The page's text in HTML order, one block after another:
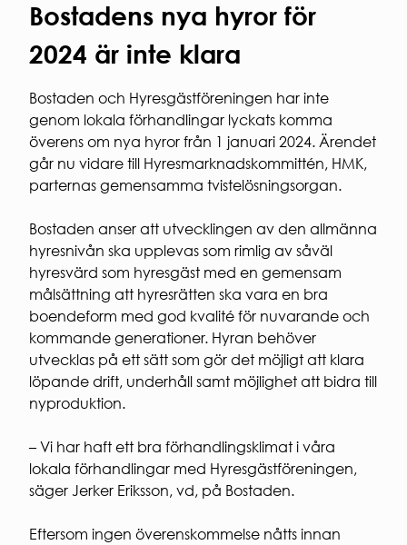
för
Ansök om
av el-
och
hybridbil
parkeringsplats
KVARTERSVÄRDAR
KVARTERSRÅD
SÄKERHET
Brandsäkerhet
Gårdssäkerhet
Social
hållbarhet
Ekonomisk
Ekologisk
FÖR
för
Bostadens nya hyror för
2024 är inte klara
Bostaden och Hyresgästföreningen har inte
genom lokala förhandlingar lyckats komma
överens om nya hyror från 1 januari 2024. Ärendet
går nu vidare till Hyresmarknadskommittén, HMK,
parternas gemensamma tvistelösningsorgan.
Bostaden anser att utvecklingen av den allmänna
hyresnivån ska upplevas som rimlig av såväl
hyresvärd som hyresgäst med en gemensam
målsättning att hyresrätten ska vara en bra
boendeform med god kvalité för nuvarande och
kommande generationer. Hyran behöver
utvecklas på ett sätt som gör det möjligt att klara
löpande drift, underhåll samt möjlighet att bidra till
nyproduktion.
– Vi har haft ett bra förhandlingsklimat i våra
lokala förhandlingar med Hyresgästföreningen,
säger Jerker Eriksson, vd, på Bostaden.
Eftersom ingen överenskommelse nåtts innan